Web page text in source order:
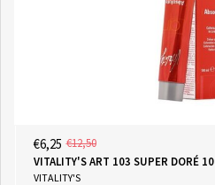
€6,25 €12,50
VITALITY'S ART 103 SUPER DORÉ
VITALITY'S